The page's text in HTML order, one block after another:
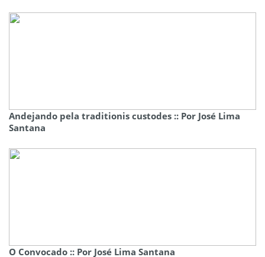
Andejando pela traditionis custodes :: Por José Lima
Santana
O Convocado :: Por José Lima Santana